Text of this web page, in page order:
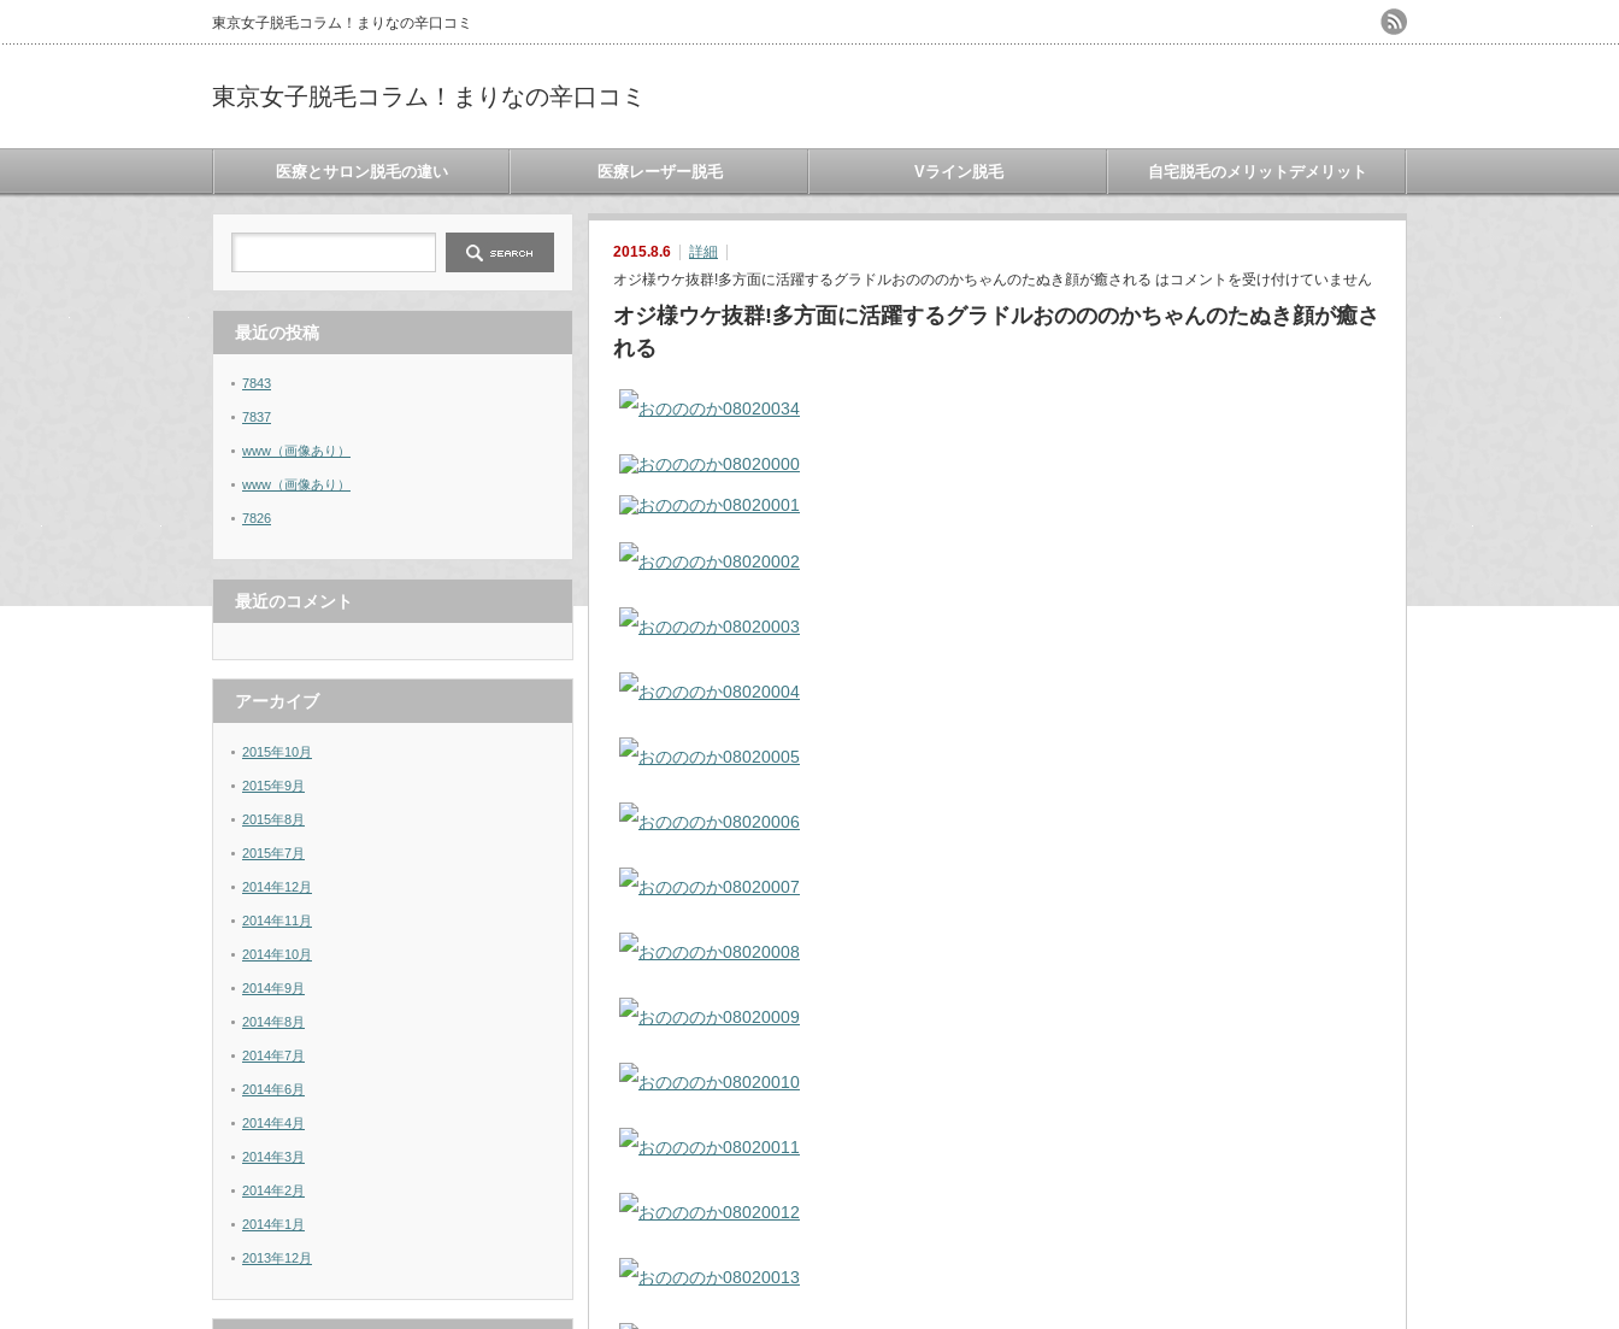
東京女子脱毛コラム！まりなの辛口コミ
東京女子脱毛コラム！まりなの辛口コミ
医療とサロン脱毛の違い 医療レーザー脱毛 Vライン脱毛 自宅脱毛のメリットデメリット
2015.8.6
詳細
オジ様ウケ抜群!多方面に活躍するグラドルおのののかちゃんのたぬき顔が癒される はコメントを受け付けていません
オジ様ウケ抜群!多方面に活躍するグラドルおのののかちゃんのたぬき顔が癒さ
れる
最近の投稿
7843
7837
www（画像あり）
www（画像あり）
7826
最近のコメント
アーカイブ
2015年10月
2015年9月
2015年8月
2015年7月
2014年12月
2014年11月
2014年10月
2014年9月
2014年8月
2014年7月
2014年6月
2014年4月
2014年3月
2014年2月
2014年1月
2013年12月